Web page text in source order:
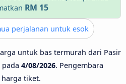
RM 15
perjalanan untuk esok
untuk bas termurah dari Pasir
pada 4/08/2026. Pengembara
tiket.